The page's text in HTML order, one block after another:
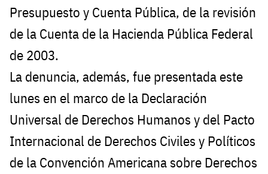
Presupuesto y Cuenta Pública, de la revisión
de la Cuenta de la Hacienda Pública Federal
de 2003.
La denuncia, además, fue presentada este
lunes en el marco de la Declaración
Universal de Derechos Humanos y del Pacto
Internacional de Derechos Civiles y Políticos
de la Convención Americana sobre Derechos